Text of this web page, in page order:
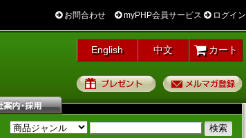
お問合わせ myPHP会員サービス ログイン
English 中文 カート
プレゼント